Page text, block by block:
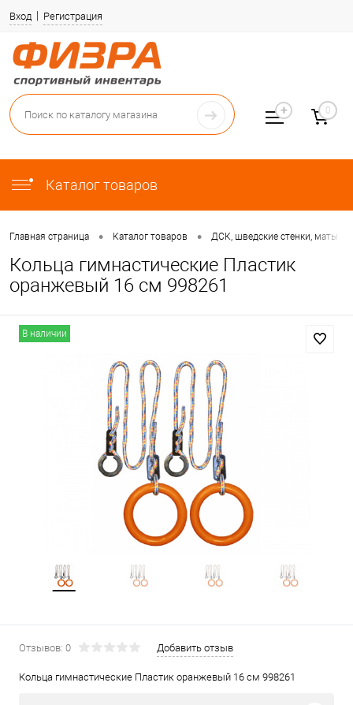
Вход Регистрация
Каталог товаров
0
Главная страница • Каталог товаров • ДСК, шведские стенки, маты
Кольца гимнастические Пластик
оранжевый 16 см 998261
В наличии
Отзывов: 0 Добавить отзыв
Кольца гимнастические Пластик оранжевый 16 см 998261